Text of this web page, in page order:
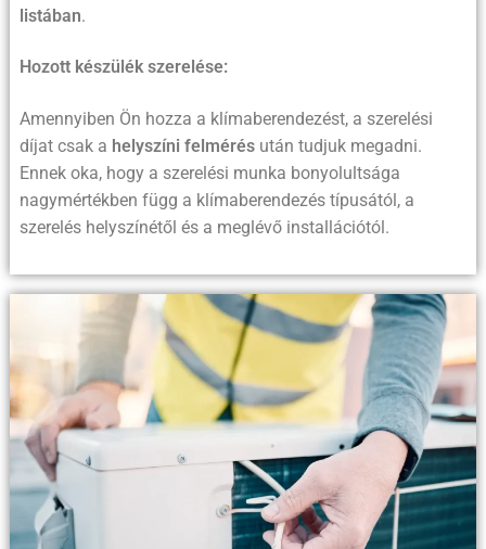
listában.
Hozott készülék szerelése:
Amennyiben Ön hozza a klímaberendezést, a szerelési
díjat csak a helyszíni felmérésután tudjuk megadni.
Ennek oka, hogy a szerelési munka bonyolultsága
nagymértékben függ a klímaberendezés típusától, a
szerelés helyszínétől és a meglévő installációtól.